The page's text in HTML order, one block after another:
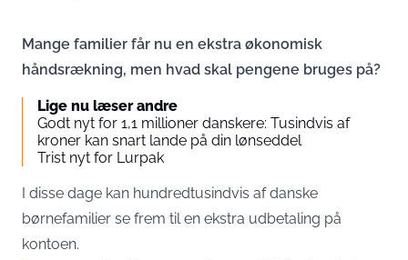
Mange familier får nu en ekstra økonomisk
håndsrækning, men hvad skal pengene bruges på?
Lige nu læser andre
Godt nyt for 1,1 millioner danskere: Tusindvis af
kroner kan snart lande på din lønseddel
Trist nyt for Lurpak
I disse dage kan hundredtusindvis af danske
børnefamilier se frem til en ekstra udbetaling på
kontoen.